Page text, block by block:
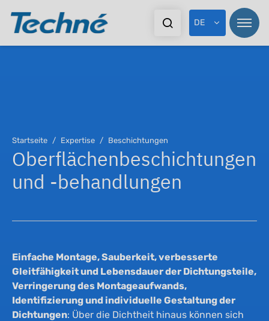
DE
Startseite Expertise Beschichtungen
Oberflächenbeschichtungen
und -behandlungen
Einfache Montage, Sauberkeit, verbesserte
Gleitfähigkeit und Lebensdauer der Dichtungsteile,
Verringerung des Montageaufwands,
Identifizierung und individuelle Gestaltung der
Dichtungen: Über die Dichtheit hinaus können sich